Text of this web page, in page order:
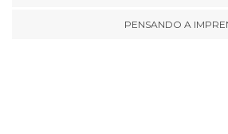
PENSANDO A